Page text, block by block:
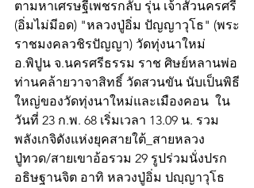
ตามหาเศรษฐีเพชรกลับ รุ่น เจ้าสัวนครศรี
(อิ่มไม่มีอด) "หลวงปู่อิ่ม ปัญญาวุโธ" (พระ
ราชมงคลวชิรปัญญา) วัดทุ่งนาใหม่
อ.พิปูน จ.นครศรีธรรม ราช ศิษย์หลานพ่อ
ท่านคล้ายวาจาสิทธิ์ วัดสวนขัน นับเป็นพิธี
ใหญ่ของวัดทุ่งนาใหม่และเมืองคอน  ใน
วันที่ 23 ก.พ. 68 เริ่มเวลา 13.09 น. รวม
พลังเกจิดังแห่งยุคสายใต้_สายหลวง
ปู่ทวด/สายเขาอ้อรวม 29 รูปร่วมนั่งปรก
อธิษฐานจิต อาทิ หลวงปู่อิ่ม ปญฺญาวุโธ